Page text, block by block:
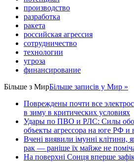
производство
разработка
ракета
российская агрессия
сотрудничество
технологии
угроза
финансирование
Більше з МирБільше записів у Мир »
Повреждены почти все
в зиму в критических условиях
Удары по ПВО и РЛС: Силы
объекты агрессора на юге РФ
Вчені виявили імунні клітини,
рак — раніше їх майже не
На поверхні Сонця вперше